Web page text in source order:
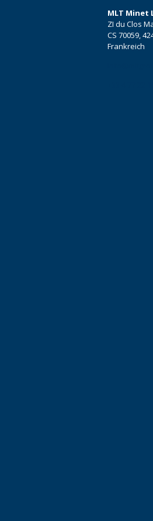
MLT Minet
ZI du Clos
CS 70059,
Frankreich